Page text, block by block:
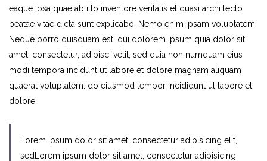
eaque ipsa quae ab illo inventore veritatis et quasi archi tecto
beatae vitae dicta sunt explicabo. Nemo enim ipsam voluptatem
Neque porro quisquam est, qui dolorem ipsum quia dolor sit
amet, consectetur, adipisci velit, sed quia non numquam eius
modi tempora incidunt ut labore et dolore magnam aliquam
quaerat voluptatem. do eiusmod tempor incididunt ut labore et
dolore.
Lorem ipsum dolor sit amet, consectetur adipisicing elit,
sedLorem ipsum dolor sit amet, consectetur adipisicing